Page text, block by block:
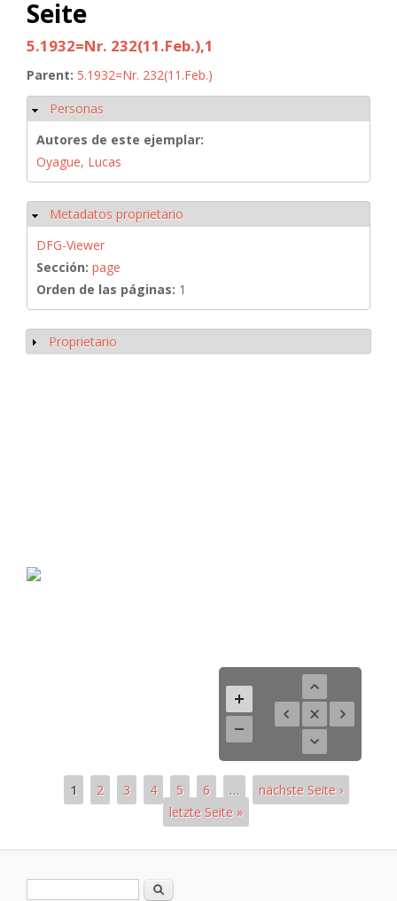
Seite
5.1932=Nr. 232(11.Feb.),1
Parent: 5.1932=Nr. 232(11.Feb.)
Ocultar
Personas
Autores de este ejemplar:
Oyague, Lucas
Ocultar
Metadatos proprietario
DFG-Viewer
Sección: page
Orden de las páginas: 1
Mostrar
Proprietario
1 2 3 4 5 6 …
nächste Seite ›
letzte Seite »
Formulario de búsqueda
Buscar